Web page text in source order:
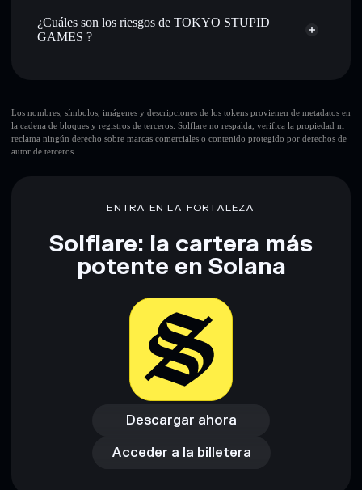
sin custodia donde tú controla tus claves privadas
¿Cuáles son los riesgos de TOKYO STUPID
GAMES ?
Descargo de responsabilidad: Esta información tiene
Los nombres, símbolos, imágenes y descripciones de los tokens provienen de metadatos en
la cadena de bloques y registros de terceros. Solflare no respalda, verifica la propiedad ni
reclama ningún derecho sobre marcas comerciales o contenido protegido por derechos de
autor de terceros.
ENTRA EN LA FORTALEZA
Solflare: la cartera más
potente en Solana
Descargar ahora
Descargar ahora
Acceder a la billetera
Acceder a la billetera